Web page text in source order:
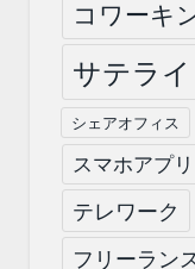
コワーキ
サテラ
シェアオフィス
スマホアプリ
テレワーク
フリーラン